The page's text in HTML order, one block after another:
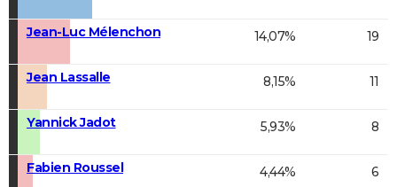
Jean-Luc Mélenchon 14,07% 19
Jean Lassalle 8,15% 11
Yannick Jadot 5,93% 8
Fabien Roussel 4,44% 6